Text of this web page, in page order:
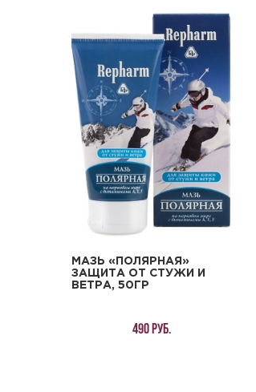
МАЗЬ «ПОЛЯРНАЯ»
ЗАЩИТА ОТ СТУЖИ И
ВЕТРА, 50ГР
490 руб.